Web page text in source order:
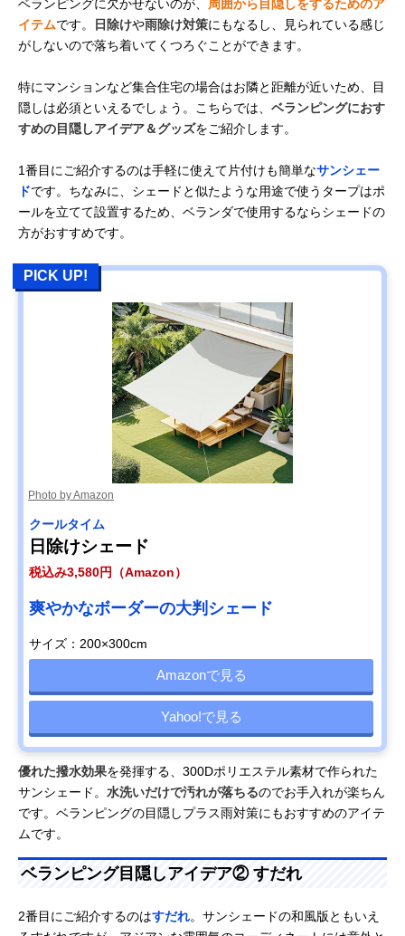
ベランピングに欠かせないのが、 周囲から目隠しをするためのア
イテムです。 日除けや雨除け対策にもなるし、見られている感じ
がしないので落ち着いてくつろぐことができます。
特にマンションなど集合住宅の場合はお隣と距離が近いため、目
隠しは必須といえるでしょう。こちらでは、 ベランピングにおす
すめの目隠しアイデア＆グッズをご紹介します。
1番目にご紹介するのは手軽に使えて片付けも簡単なサンシェー
ドです。ちなみに、シェードと似たような用途で使うタープはポ
ールを立てて設置するため、ベランダで使用するならシェードの
方がおすすめです。
PICK UP!
Photo by Amazon
クールタイム
日除けシェード
税込み3,580円（Amazon）
爽やかなボーダーの大判シェード
サイズ：200×300cm
Amazonで見る
Yahoo!で見る
優れた撥水効果を発揮する、300Dポリエステル素材で作られた
サンシェード。 水洗いだけで汚れが落ちるのでお手入れが楽ちん
です。ベランピングの目隠しプラス雨対策にもおすすめのアイテ
ムです。
ベランピング目隠しアイデア② すだれ
2番目にご紹介するのはすだれ。サンシェードの和風版ともいえ